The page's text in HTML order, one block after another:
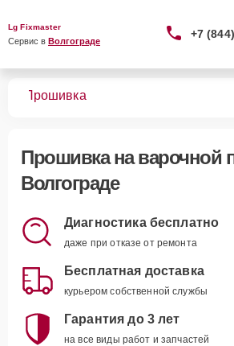
Lg Fixmaster
Сервис в Волгограде
+7
Прошивка
Прошивкана варочной
Волгограде
Диагностика бесплатно
даже при отказе от ремонта
Бесплатная доставка
курьером собственной службы
Гарантия до 3 лет
на все виды работ и запчастей